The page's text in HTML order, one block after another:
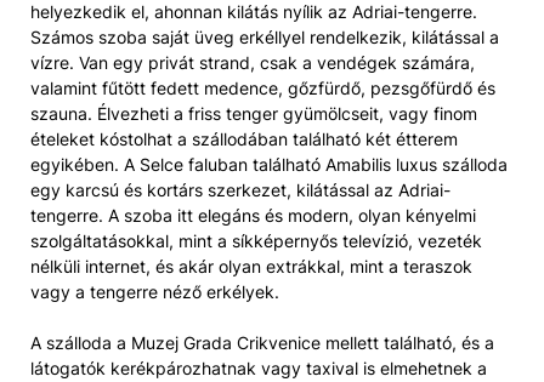
helyezkedik el, ahonnan kilátás nyílik az Adriai-tengerre.
Számos szoba saját üveg erkéllyel rendelkezik, kilátással a
vízre. Van egy privát strand, csak a vendégek számára,
valamint fűtött fedett medence, gőzfürdő, pezsgőfürdő és
szauna. Élvezheti a friss tenger gyümölcseit, vagy finom
ételeket kóstolhat a szállodában található két étterem
egyikében. A Selce faluban található Amabilis luxus szálloda
egy karcsú és kortárs szerkezet, kilátással az Adriai-
tengerre. A szoba itt elegáns és modern, olyan kényelmi
szolgáltatásokkal, mint a síkképernyős televízió, vezeték
nélküli internet, és akár olyan extrákkal, mint a teraszok
vagy a tengerre néző erkélyek.
A szálloda a Muzej Grada Crikvenice mellett található, és a
látogatók kerékpározhatnak vagy taxival is elmehetnek a